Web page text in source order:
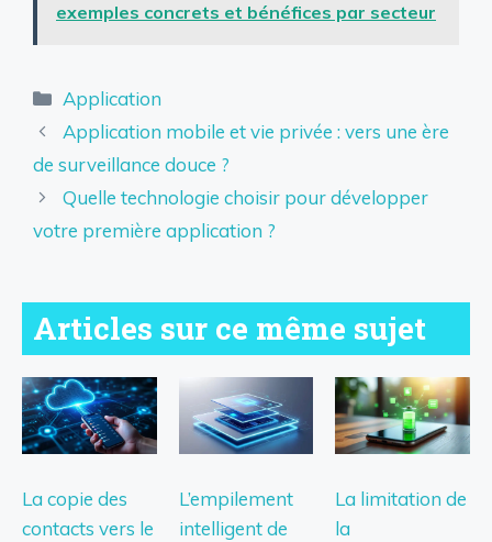
exemples concrets et bénéfices par secteur
Catégories
Application
Application mobile et vie privée : vers une ère
de surveillance douce ?
Quelle technologie choisir pour développer
votre première application ?
Articles sur ce même sujet
La copie des
contacts vers le
L’empilement
intelligent de
La limitation de
la